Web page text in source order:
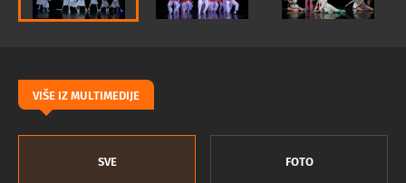
VIŠE IZ MULTIMEDIJE
SVE FOTO